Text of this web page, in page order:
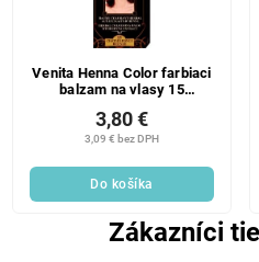
Venita Henna Color farbiaci
balzam na vlasy 15
3,09 € bez DPH
3,80 €
Do košíka
Zákazníci